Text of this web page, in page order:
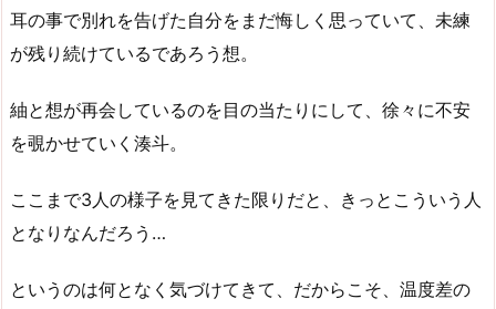
耳の事で別れを告げた自分をまだ悔しく思っていて、未練
が残り続けているであろう想。
紬と想が再会しているのを目の当たりにして、徐々に不安
を覗かせていく湊斗。
ここまで3人の様子を見てきた限りだと、きっとこういう人
となりなんだろう…
というのは何となく気づけてきて、だからこそ、温度差の